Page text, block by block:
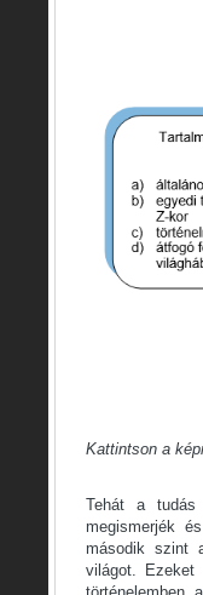
Kattintson a
Tehát a
megismerjék
második szint
világot. Ezeket